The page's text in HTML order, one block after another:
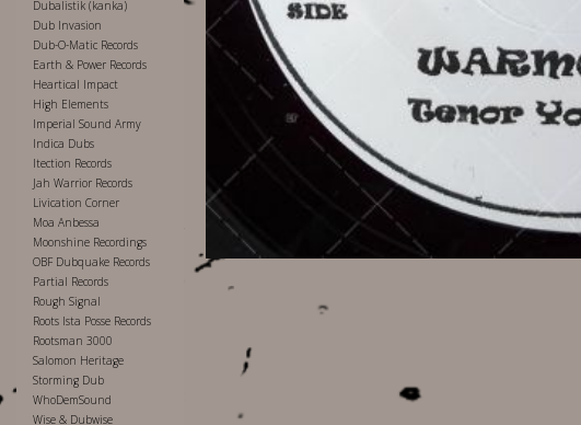
Dubalistik (kanka)
Dub Invasion
Dub-O-Matic Records
Earth & Power Records
Heartical Impact
High Elements
Imperial Sound Army
Indica Dubs
Itection Records
Jah Warrior Records
Livication Corner
Moa Anbessa
Moonshine Recordings
OBF Dubquake Records
Partial Records
Rough Signal
Roots Ista Posse Records
Rootsman 3000
Salomon Heritage
Storming Dub
WhoDemSound
Wise & Dubwise